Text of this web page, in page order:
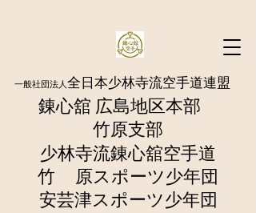
一般社団法人全日本少林寺流空手道連盟
錬心舘 広島地区本部
​竹原支部
少林寺流錬心舘空手道
竹 原スポーツ少年団
​安芸津スポーツ少年団